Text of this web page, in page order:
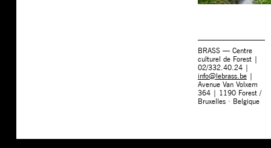
BRASS — Centre
culturel de Forest |
02/332.40.24 |
info@lebrass.be|
Avenue Van Volxem
364 | 1190 Forest /
Bruxelles · Belgique